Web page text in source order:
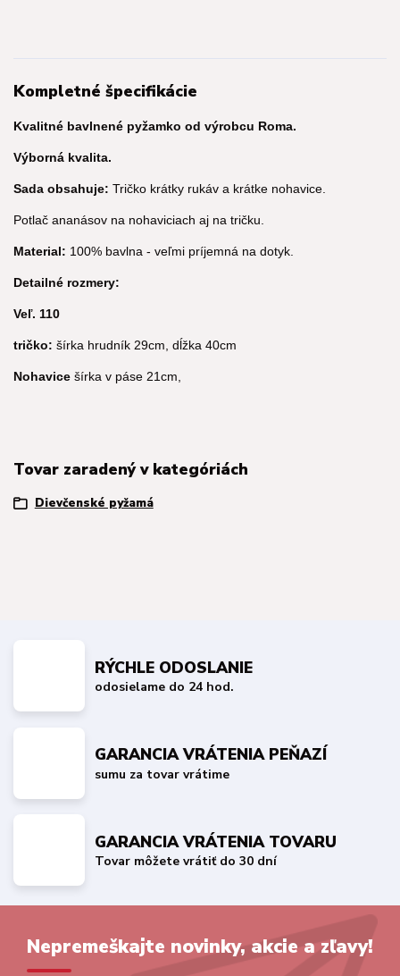
Kompletné špecifikácie
Kvalitné bavlnené pyžamko od výrobcu Roma.
Výborná kvalita.
Sada obsahuje: Tričko krátky rukáv a krátke nohavice.
Potlač ananásov na nohaviciach aj na tričku.
Material: 100% bavlna - veľmi príjemná na dotyk.
Detailné rozmery:
Veľ. 110
tričko: šírka hrudník 29cm, dĺžka 40cm
Nohavice šírka v páse 21cm,
Tovar zaradený v kategóriách
Dievčenské pyžamá
RÝCHLE ODOSLANIE
odosielame do 24 hod.
GARANCIA VRÁTENIA PEŇAZÍ
sumu za tovar vrátime
GARANCIA VRÁTENIA TOVARU
Tovar môžete vrátiť do 30 dní
Nepremeškajte novinky, akcie a zľavy!